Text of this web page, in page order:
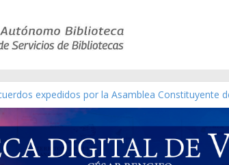
expedidos por la Asamblea Constituyente
gráfico]
de Venezuela año CXXXIII Mes V, Caracas
de Modesta Bor